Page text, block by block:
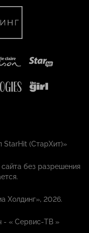
StarHit (СтарХит)»
без разрешения
Холдинг», 2026.
- «Сервис-ТВ »